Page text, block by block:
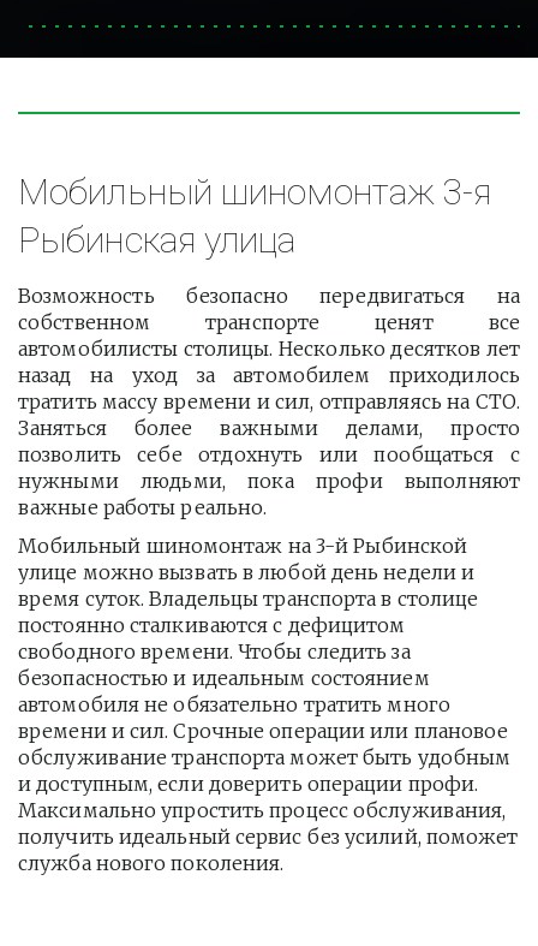
Мобильный шиномонтаж 3-я
Рыбинская улица
Возможность безопасно передвигаться на
собственном транспорте ценят все
автомобилисты столицы. Несколько десятков лет
назад на уход за автомобилем приходилось
тратить массу времени и сил, отправляясь на СТО.
Заняться более важными делами, просто
позволить себе отдохнуть или пообщаться с
нужными людьми, пока профи выполняют
важные работы реально.
Мобильный шиномонтаж на 3-й Рыбинской
улице можно вызвать в любой день недели и
время суток. Владельцы транспорта в столице
постоянно сталкиваются с дефицитом
свободного времени. Чтобы следить за
безопасностью и идеальным состоянием
автомобиля не обязательно тратить много
времени и сил. Срочные операции или плановое
обслуживание транспорта может быть удобным
и доступным, если доверить операции профи.
Максимально упростить процесс обслуживания,
получить идеальный сервис без усилий, поможет
служба нового поколения.